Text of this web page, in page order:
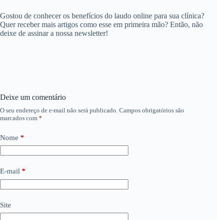
Gostou de conhecer os benefícios do laudo online para sua clínica?
Quer receber mais artigos como esse em primeira mão? Então, não
deixe de assinar a nossa newsletter!
Deixe um comentário
O seu endereço de e-mail não será publicado. Campos obrigatórios são
marcados com *
Nome *
E-mail *
Site